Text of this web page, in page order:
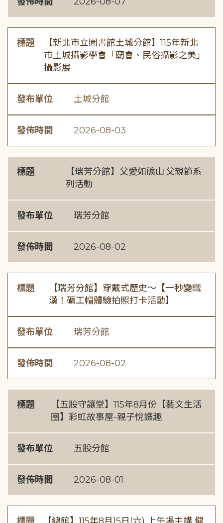
標題
【新北市立圖書館土城分館】115年新北
市土城攝影學會「廟會、民俗攝影之美」
攝影展
發布單位 土城分館
發佈時間 2026-08-03
標題
【瑞芳分館】父愛如礦山:父親節系
列活動
發布單位 瑞芳分館
發佈時間 2026-08-02
標題
【瑞芳分館】穿戴式歷史〜【一秒變鐵
漢！礦工帽體驗拍照打卡活動】
發布單位 瑞芳分館
發佈時間 2026-08-02
標題
【五股守讓堂】115年8月份【藝文生活
圈】彩虹故事屋-親子悅讀趣
發布單位 五股分館
發佈時間 2026-08-01